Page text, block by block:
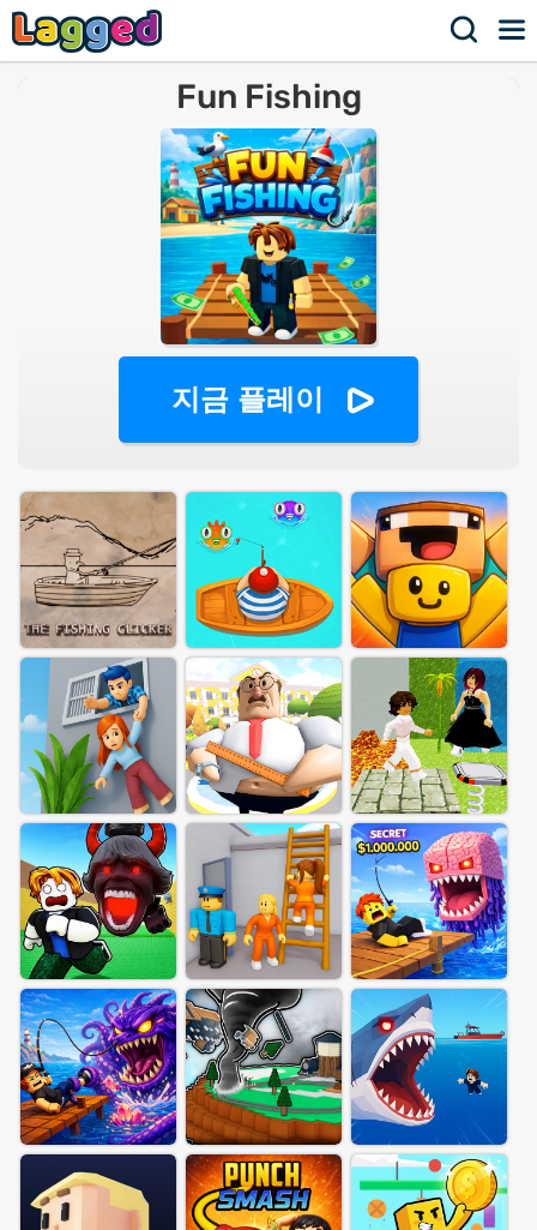
Fun Fishing
지금 플레이